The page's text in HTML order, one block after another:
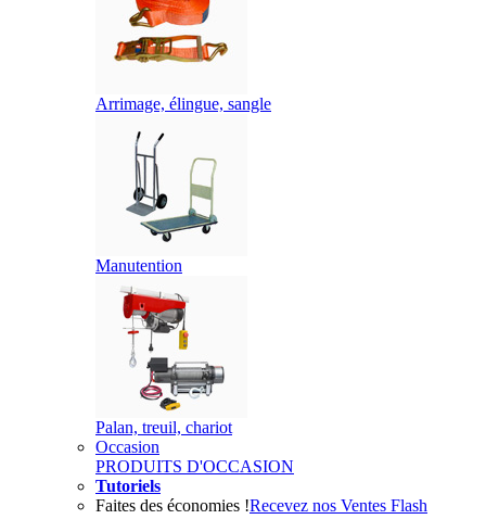
Arrimage, élingue, sangle
Manutention
Palan, treuil, chariot
Occasion
PRODUITS D'OCCASION
Tutoriels
Faites des économies !Recevez nos Ventes Flash